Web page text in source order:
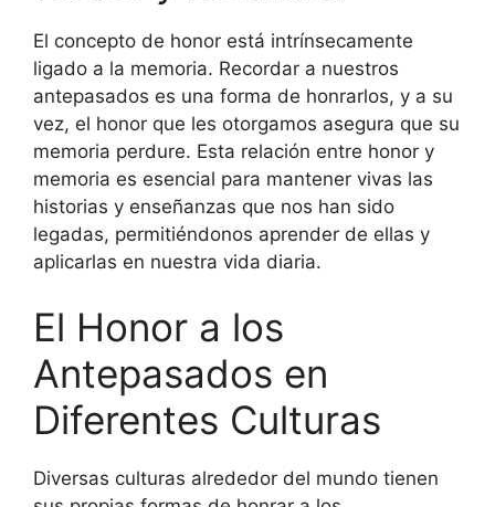
El concepto de honor está intrínsecamente
ligado a la memoria. Recordar a nuestros
antepasados es una forma de honrarlos, y a su
vez, el honor que les otorgamos asegura que su
memoria perdure. Esta relación entre honor y
memoria es esencial para mantener vivas las
historias y enseñanzas que nos han sido
legadas, permitiéndonos aprender de ellas y
aplicarlas en nuestra vida diaria.
El Honor a los
Antepasados en
Diferentes Culturas
Diversas culturas alrededor del mundo tienen